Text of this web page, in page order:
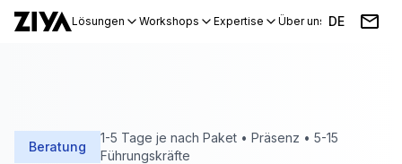
Lösungen Workshops Expertise Über uns Blog Events
DE
Beratung
1-5 Tage je nach Paket • Präsenz • 5-15
Führungskräfte